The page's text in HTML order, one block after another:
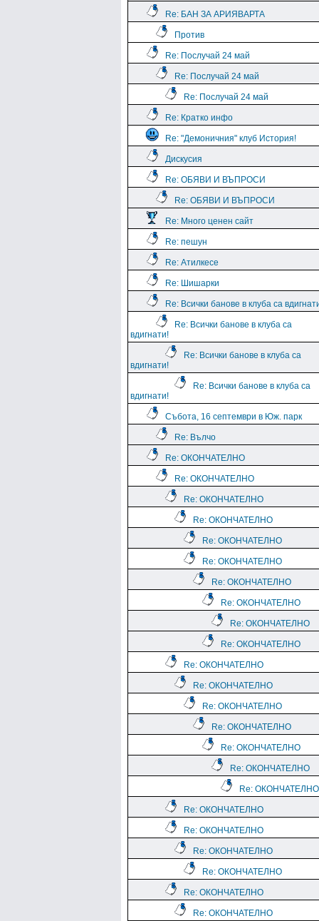
Re: БАН ЗА АРИЯВАРТА
Против
Re: Послучай 24 май
Re: Послучай 24 май
Re: Послучай 24 май
Re: Кратко инфо
Re: "Демоничния" клуб История!
Дискусия
Re: ОБЯВИ И ВЪПРОСИ
Re: ОБЯВИ И ВЪПРОСИ
Re: Много ценен сайт
Re: пешун
Re: Атилкесе
Re: Шишарки
Re: Всички банове в клуба са
Re: Всички банове в клуба са
вдигнати!
Re: Всички банове в клуба са
вдигнати!
Re: Всички банове в клуба са
вдигнати!
Събота, 16 септември в Юж. парк
Re: Вълчо
Re: ОКОНЧАТЕЛНО
Re: ОКОНЧАТЕЛНО
Re: ОКОНЧАТЕЛНО
Re: ОКОНЧАТЕЛНО
Re: ОКОНЧАТЕЛНО
Re: ОКОНЧАТЕЛНО
Re: ОКОНЧАТЕЛНО
Re: ОКОНЧАТЕЛНО
Re: ОКОНЧАТЕЛНО
Re: ОКОНЧАТЕЛНО
Re: ОКОНЧАТЕЛНО
Re: ОКОНЧАТЕЛНО
Re: ОКОНЧАТЕЛНО
Re: ОКОНЧАТЕЛНО
Re: ОКОНЧАТЕЛНО
Re: ОКОНЧАТЕЛНО
Re: ОКОНЧАТЕЛНО
Re: ОКОНЧАТЕЛНО
Re: ОКОНЧАТЕЛНО
Re: ОКОНЧАТЕЛНО
Re: ОКОНЧАТЕЛНО
Re: ОКОНЧАТЕЛНО
Re: ОКОНЧАТЕЛНО